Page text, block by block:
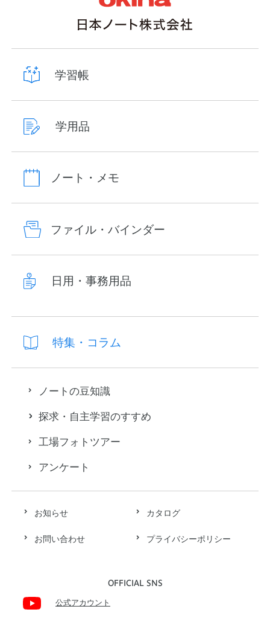
お知らせ カタログ
お問い合わせ プライバシーポリシー
OFFICIAL SNS
公式アカウント
学習帳
学用品
ノート・メモ
ファイル・バインダー
日用・事務用品
特集・コラム
ノートの豆知識
探求・自主学習のすすめ
工場フォトツアー
アンケート